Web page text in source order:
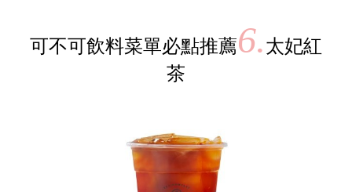
可不可飲料菜單必點推薦6.太妃紅
茶